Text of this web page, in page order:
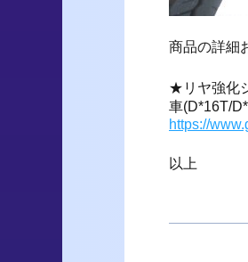
商品の詳細
★リヤ強化
車(D*16T/
https://
以上